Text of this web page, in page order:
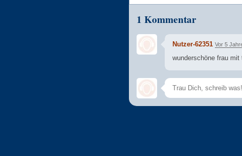
1 Kommentar
Nutzer-62351 Vor 5
wunderschöne frau mit